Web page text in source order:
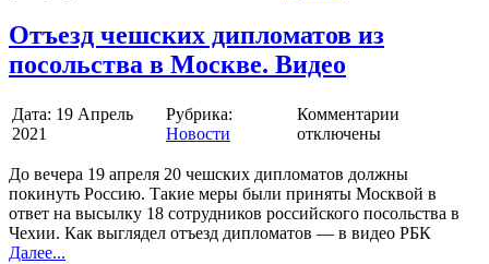
Отъезд чешских дипломатов из
посольства в Москве. Видео
Дата: 19 Апрель
2021
Рубрика:
Новости
Комментарии
отключены
До вечера 19 апреля 20 чешских дипломатов должны
покинуть Россию. Такие меры были приняты Москвой в
ответ на высылку 18 сотрудников российского посольства в
Чехии. Как выглядел отъезд дипломатов — в видео РБК
Далее...